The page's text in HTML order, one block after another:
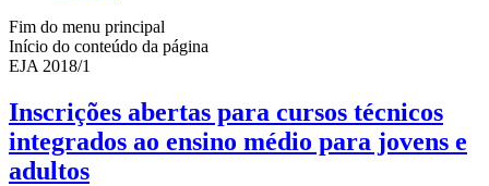
Fim do menu principal
Início do conteúdo da página
EJA 2018/1
Inscrições abertas para cursos técnicos
integrados ao ensino médio para jovens e
adultos